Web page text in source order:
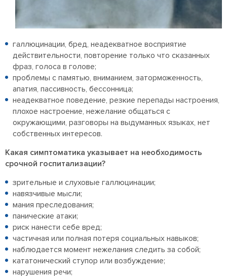
галлюцинации, бред, неадекватное восприятие
действительности, повторение только что сказанных
фраз, голоса в голове;
проблемы с памятью, вниманием, заторможенность,
апатия, пассивность, бессонница;
неадекватное поведение, резкие перепады настроения,
плохое настроение, нежелание общаться с
окружающими, разговоры на выдуманных языках, нет
собственных интересов.
Какая симптоматика указывает на необходимость
срочной госпитализации?
зрительные и слуховые галлюцинации;
навязчивые мысли;
мания преследования;
панические атаки;
риск нанести себе вред;
частичная или полная потеря социальных навыков;
наблюдается момент нежелания следить за собой;
кататонический ступор или возбуждение;
нарушения речи;